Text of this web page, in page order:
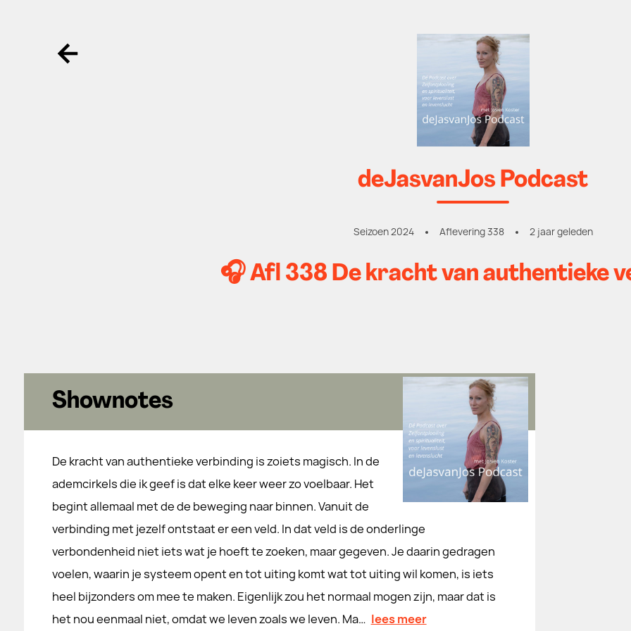
Ga terug
deJasvanJos Podcast
Seizoen 2024 Aflevering 338 2 jaar geleden
🎧 Afl 338 De kracht van authentieke
Shownotes
De kracht van authentieke verbinding is zoiets magisch. In de
ademcirkels die ik geef is dat elke keer weer zo voelbaar. Het
begint allemaal met de de beweging naar binnen. Vanuit de
verbinding met jezelf ontstaat er een veld. In dat veld is de onderlinge
verbondenheid niet iets wat je hoeft te zoeken, maar gegeven. Je daarin gedragen
voelen, waarin je systeem opent en tot uiting komt wat tot uiting wil komen, is iets
heel bijzonders om mee te maken. Eigenlijk zou het normaal mogen zijn, maar dat is
het nou eenmaal niet, omdat we leven zoals we leven. Ma… lees meer